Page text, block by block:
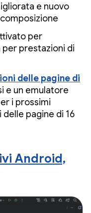
e nuovo
per
prestazioni di
delle pagine di
e un emulatore
i prossimi
pagine di 16
Android,